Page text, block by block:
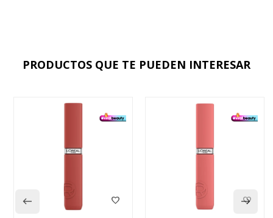
PRODUCTOS QUE TE PUEDEN INTERESAR